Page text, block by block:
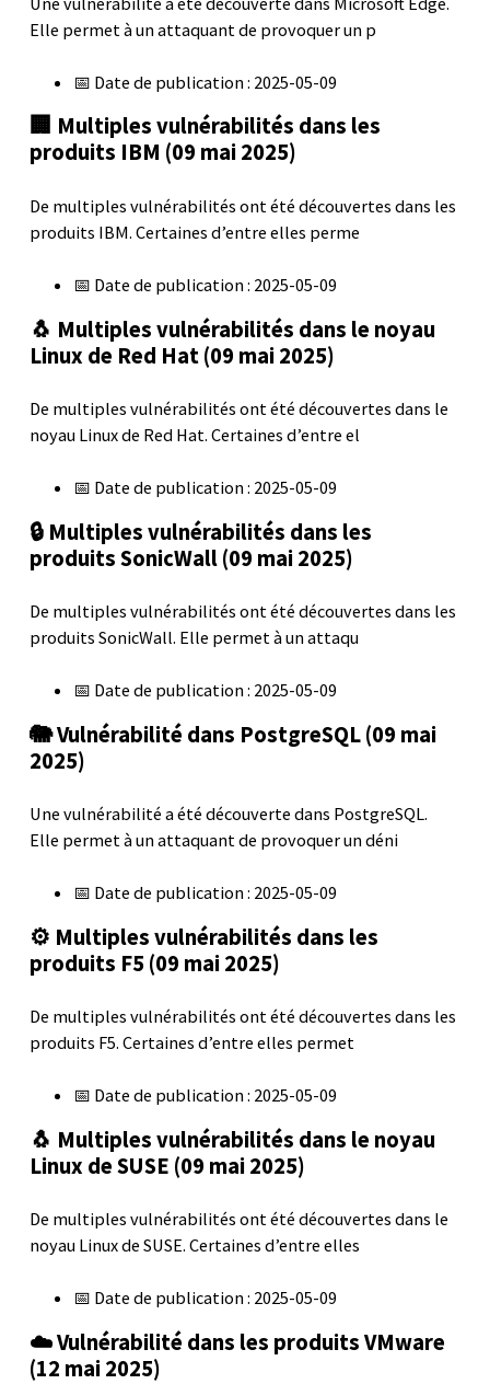
Elle permet à un attaquant de provoquer un p
📅 Date de publication : 2025-05-09
🏢 Multiples vulnérabilités dans les
produits IBM (09 mai 2025)
De multiples vulnérabilités ont été découvertes dans les
produits IBM. Certaines d’entre elles perme
📅 Date de publication : 2025-05-09
🐧 Multiples vulnérabilités dans le noyau
Linux de Red Hat (09 mai 2025)
De multiples vulnérabilités ont été découvertes dans le
noyau Linux de Red Hat. Certaines d’entre el
📅 Date de publication : 2025-05-09
🔒 Multiples vulnérabilités dans les
produits SonicWall (09 mai 2025)
De multiples vulnérabilités ont été découvertes dans les
produits SonicWall. Elle permet à un attaqu
📅 Date de publication : 2025-05-09
🐘 Vulnérabilité dans PostgreSQL (09 mai
2025)
Une vulnérabilité a été découverte dans PostgreSQL.
Elle permet à un attaquant de provoquer un déni
📅 Date de publication : 2025-05-09
⚙️ Multiples vulnérabilités dans les
produits F5 (09 mai 2025)
De multiples vulnérabilités ont été découvertes dans les
produits F5. Certaines d’entre elles permet
📅 Date de publication : 2025-05-09
🐧 Multiples vulnérabilités dans le noyau
Linux de SUSE (09 mai 2025)
De multiples vulnérabilités ont été découvertes dans le
noyau Linux de SUSE. Certaines d’entre elles
📅 Date de publication : 2025-05-09
☁️ Vulnérabilité dans les produits VMware
(12 mai 2025)